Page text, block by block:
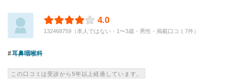
4.0
132468759（本人ではない・1〜3歳・男性・掲載口コミ7件）
耳鼻咽喉科
この口コミは受診から5年以上経過しています。